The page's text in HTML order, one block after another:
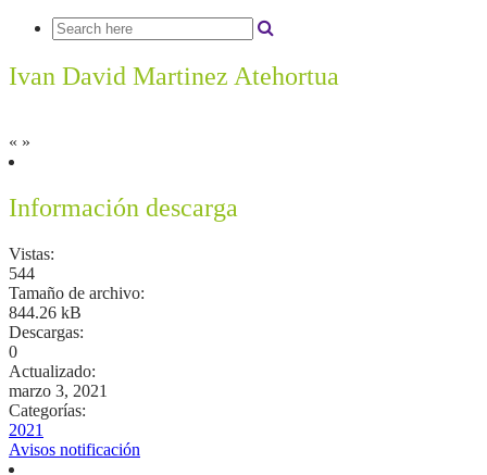
Ivan David Martinez Atehortua
« »
Información descarga
Vistas:
544
Tamaño de archivo:
844.26 kB
Descargas:
0
Actualizado:
marzo 3, 2021
Categorías:
2021
Avisos notificación